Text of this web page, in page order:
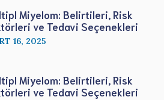
Miyelom: Belirtileri, Risk
ve Tedavi Seçenekleri
16, 2025
Miyelom: Belirtileri, Risk
ve Tedavi Seçenekleri